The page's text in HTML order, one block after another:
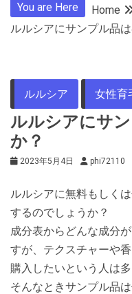
You are Here Home
ルルシアにサンプル品
ルルシア 女性育
ルルシアにサ
か？
2023年5月4日 phi72110
ルルシアに無料もしく
するのでしょうか？
成分表からどんな成分
すが、テクスチャーや
購入したいという人は多
そんなときサンプル品